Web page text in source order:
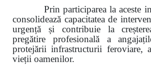
Prin participarea la aceste
consolidează capacitatea de
urgență și contribuie la
pregătire profesională a
protejării infrastructurii feroviare,
vieții oamenilor.